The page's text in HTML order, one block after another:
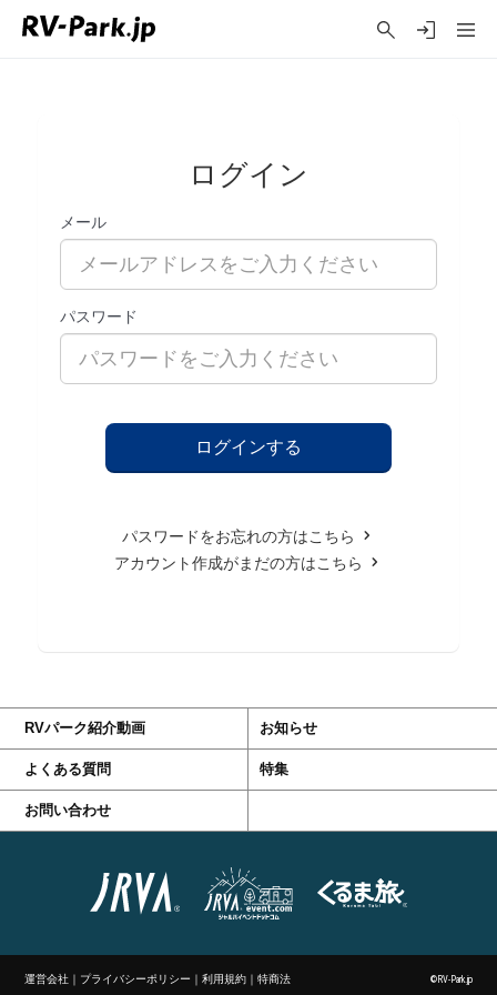
ログイン
メール
パスワード
パスワードをお忘れの方はこちら
アカウント作成がまだの方はこちら
RVパーク紹介動画 お知らせ
よくある質問 特集
お問い合わせ
運営会社 ｜ プライバシーポリシー ｜利用規約 ｜特商法 ©RV-Park.jp